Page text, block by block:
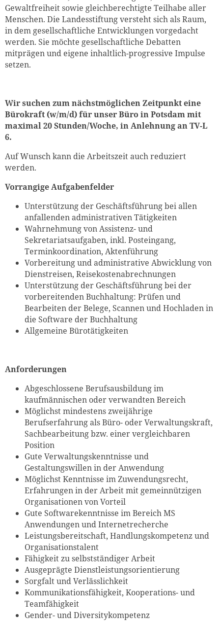
Gewaltfreiheit sowie gleichberechtigte Teilhabe aller
Menschen. Die Landesstiftung versteht sich als Raum,
in dem gesellschaftliche Entwicklungen vorgedacht
werden. Sie möchte gesellschaftliche Debatten
mitprägen und eigene inhaltlich-progressive Impulse
setzen.
Wir suchen zum nächstmöglichen Zeitpunkt eine
Bürokraft (w/m/d) für unser Büro in Potsdam mit
maximal 20 Stunden/Woche, in Anlehnung an TV-L
6.
Auf Wunsch kann die Arbeitszeit auch reduziert
werden.
Vorrangige Aufgabenfelder
Unterstützung der Geschäftsführung bei allen
anfallenden administrativen Tätigkeiten
Wahrnehmung von Assistenz- und
Sekretariatsaufgaben, inkl. Posteingang,
Terminkoordination, Aktenführung
Vorbereitung und administrative Abwicklung von
Dienstreisen, Reisekostenabrechnungen
Unterstützung der Geschäftsführung bei der
vorbereitenden Buchhaltung: Prüfen und
Bearbeiten der Belege, Scannen und Hochladen in
die Software der Buchhaltung
Allgemeine Bürotätigkeiten
Anforderungen
Abgeschlossene Berufsausbildung im
kaufmännischen oder verwandten Bereich
Möglichst mindestens zweijährige
Berufserfahrung als Büro- oder Verwaltungskraft,
Sachbearbeitung bzw. einer vergleichbaren
Position
Gute Verwaltungskenntnisse und
Gestaltungswillen in der Anwendung
Möglichst Kenntnisse im Zuwendungsrecht,
Erfahrungen in der Arbeit mit gemeinnützigen
Organisationen von Vorteil
Gute Softwarekenntnisse im Bereich MS
Anwendungen und Internetrecherche
Leistungsbereitschaft, Handlungskompetenz und
Organisationstalent
Fähigkeit zu selbstständiger Arbeit
Ausgeprägte Dienstleistungsorientierung
Sorgfalt und Verlässlichkeit
Kommunikationsfähigkeit, Kooperations- und
Teamfähigkeit
Gender- und Diversitykompetenz